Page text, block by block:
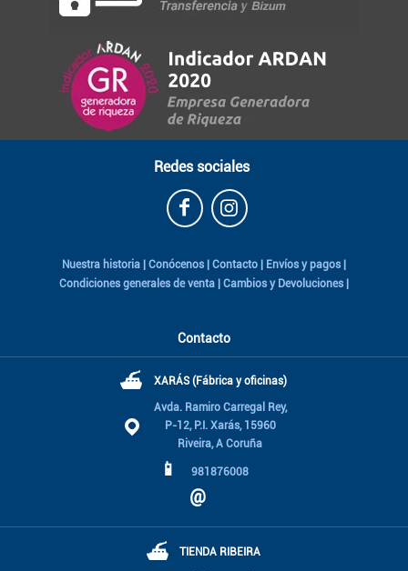
Redes sociales
Nuestra historia | Conócenos | Contacto | Envíos y pagos |
Condiciones generales de venta | Cambios y Devoluciones |
Contacto
⛴ XARÁS (Fábrica y oficinas)
Avda. Ramiro Carregal Rey,
P-12, P.I. Xarás, 15960
Riveira, A Coruña
📱 981876008
@
⛴ TIENDA RIBEIRA